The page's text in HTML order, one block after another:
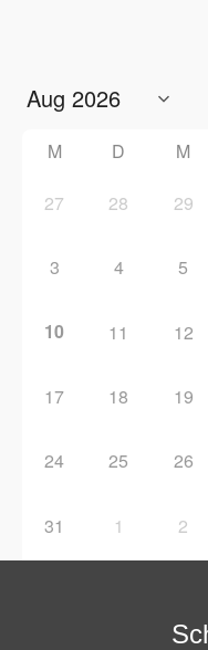
M D M
27 28 29
3 4 5
10 11 12
17 18 19
24 25 26
31 1 2